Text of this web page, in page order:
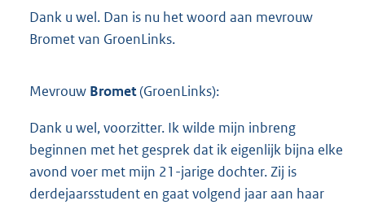
Dank u wel. Dan is nu het woord aan mevrouw
Bromet van GroenLinks.
Mevrouw Bromet(GroenLinks):
Dank u wel, voorzitter. Ik wilde mijn inbreng
beginnen met het gesprek dat ik eigenlijk bijna elke
avond voer met mijn 21-jarige dochter. Zij is
derdejaarsstudent en gaat volgend jaar aan haar